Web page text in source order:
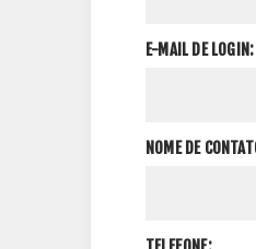
E-MAIL DE LOGIN:
NOME DE